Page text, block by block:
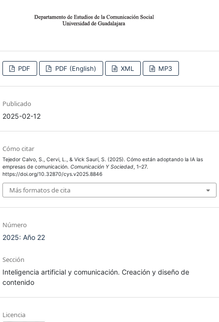
PDF PDF (English) XML MP3
Publicado
2025-02-12
Cómo citar
Tejedor Calvo, S., Cervi, L., & Vick Saurí, S. (2025). Cómo están adoptando la IA las
empresas de comunicación. Comunicación Y Sociedad, 1–27.
https://doi.org/10.32870/cys.v2025.8846
Más formatos de cita
Número
2025: Año 22
Sección
Inteligencia artificial y comunicación. Creación y diseño de
contenido
Licencia